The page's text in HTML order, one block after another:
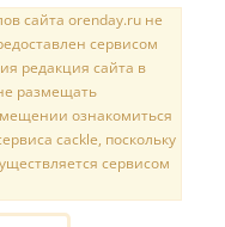
сайта orenday.ru не
сервисом
редакция сайта в
размещать
ознакомиться
cackle, поскольку
сервисом